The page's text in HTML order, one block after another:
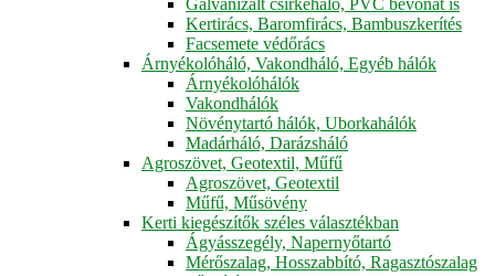
Kertirács, Baromfirács, Bambuszkerítés
Facsemete védőrács
Árnyékolóháló, Vakondháló, Egyéb hálók
Árnyékolóhálók
Vakondhálók
Növénytartó hálók, Uborkahálók
Madárháló, Darázsháló
Agroszövet, Geotextil, Műfű
Agroszövet, Geotextil
Műfű, Műsövény
Kerti kiegészítők széles választékban
Ágyásszegély, Napernyőtartó
Mérőszalag, Hosszabbító, Ragasztószalag